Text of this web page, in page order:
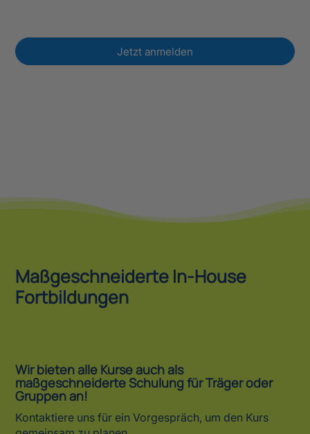
Jetzt anmelden
Maßgeschneiderte In-House
Fortbildungen
Wir bieten alle Kurse auch als
maßgeschneiderte Schulung für Träger oder
Gruppen an!
Kontaktiere uns für ein Vorgespräch, um den Kurs